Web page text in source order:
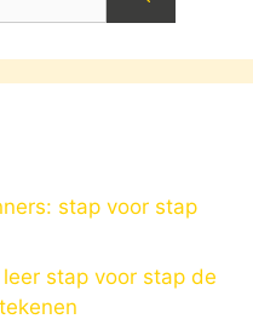
stap voor stap
stap voor stap de